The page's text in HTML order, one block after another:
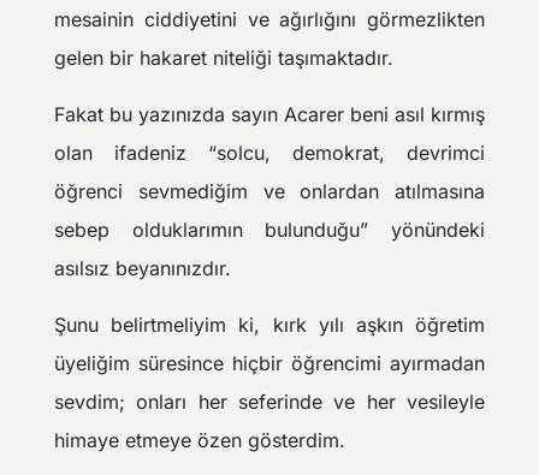
mesainin ciddiyetini ve ağırlığını görmezlikten
gelen bir hakaret niteliği taşımaktadır.
Fakat bu yazınızda sayın Acarer beni asıl kırmış
olan ifadeniz “solcu, demokrat, devrimci
öğrenci sevmediğim ve onlardan atılmasına
sebep olduklarımın bulunduğu” yönündeki
asılsız beyanınızdır.
Şunu belirtmeliyim ki, kırk yılı aşkın öğretim
üyeliğim süresince hiçbir öğrencimi ayırmadan
sevdim; onları her seferinde ve her vesileyle
himaye etmeye özen gösterdim.